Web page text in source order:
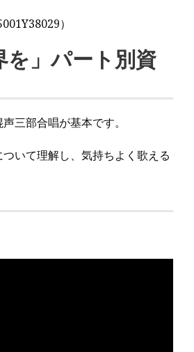
）
を」パート別資
三部合唱が基本です。
いて理解し、気持ちよく歌える